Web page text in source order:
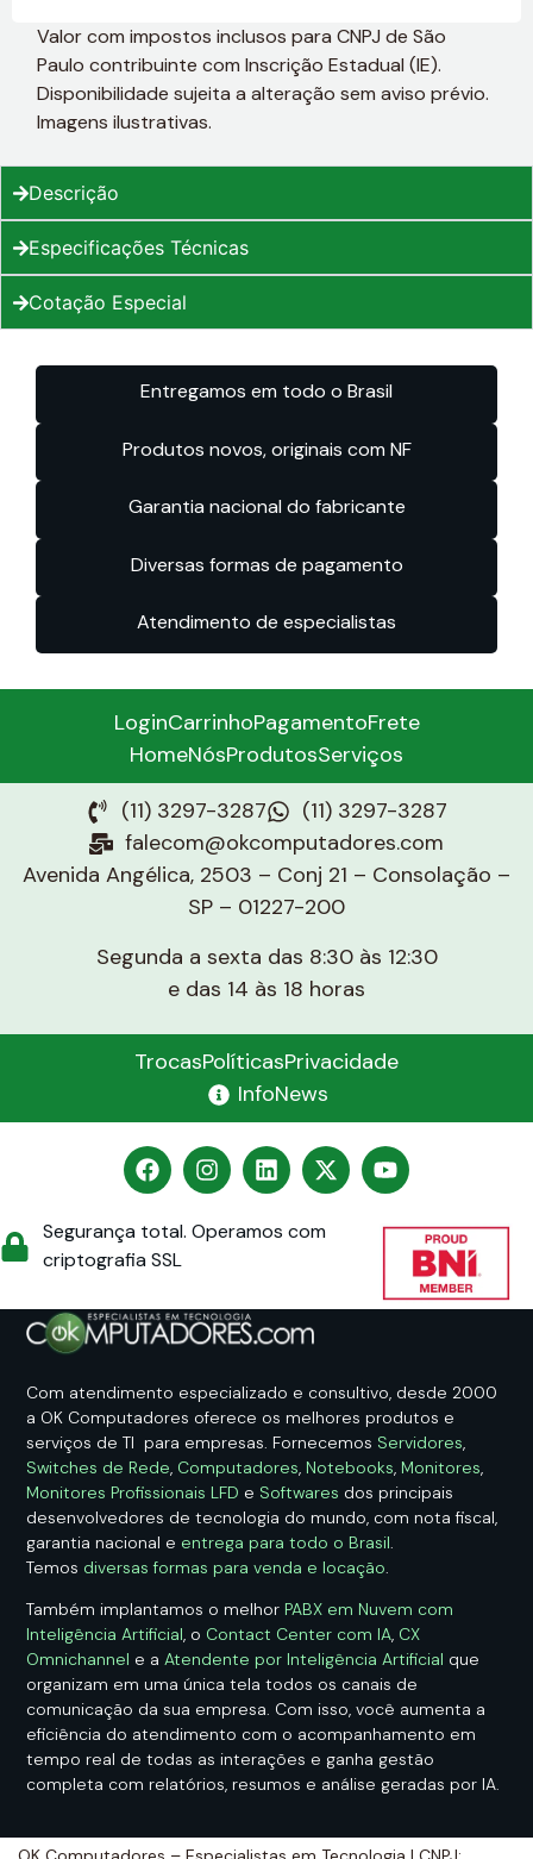
Valor com impostos inclusos para CNPJ de São
Paulo contribuinte com Inscrição Estadual (IE).
Disponibilidade sujeita a alteração sem aviso prévio.
Imagens ilustrativas.
Descrição
Especificações Técnicas
Cotação Especial
Entregamos em todo o Brasil
Produtos novos, originais com NF
Garantia nacional do fabricante
Diversas formas de pagamento
Atendimento de especialistas
LoginCarrinhoPagamentoFrete
HomeNósProdutosServiços
(11) 3297-3287
(11) 3297-3287
falecom@okcomputadores.com
Avenida Angélica, 2503 – Conj 21 – Consolação –
SP – 01227-200
Segunda a sexta das 8:30 às 12:30
e das 14 às 18 horas
TrocasPolíticasPrivacidade
InfoNews
Segurança total. Operamos com
criptografia SSL
Com atendimento especializado e consultivo, desde 2000
a OK Computadores oferece os melhores produtos e
serviços de TI para empresas. Fornecemos Servidores
Switches de Rede Computadores Notebooks Monitores
Monitores Profissionais LFD e Softwares dos principais
desenvolvedores de tecnologia do mundo, com nota fiscal,
garantia nacional e entrega para todo o Brasil
Temos diversas formas para venda e locação
Também implantamos o melhor PABX em Nuvem com
Inteligência Artificial, o Contact Center com IA, CX
Omnichannel e aAtendente por Inteligência Artificial que
organizam em uma única tela todos os canais de
comunicação da sua empresa. Com isso, você aumenta a
eficiência do atendimento com o acompanhamento em
tempo real de todas as interações e ganha gestão
completa com relatórios, resumos e análise geradas por IA.